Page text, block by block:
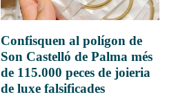
Confisquen al polígon de
Son Castelló de Palma més
de 115.000 peces de joieria
de luxe falsificades